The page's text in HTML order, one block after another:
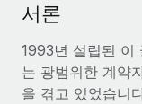
입니다. 이를 위해 최
자세히 알아보
서론
1993년 설립된 이
는 광범위한 계약
을 겪고 있었습니